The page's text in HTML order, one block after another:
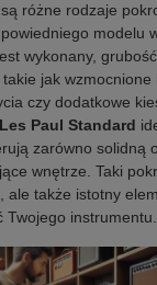
różne rodzaje
modelu
wykonany,
jak wzmocnione
czy dodatkowe
Paul Standard
zarówno solidną
wnętrze. Taki
ale także istotny
instrumentu.